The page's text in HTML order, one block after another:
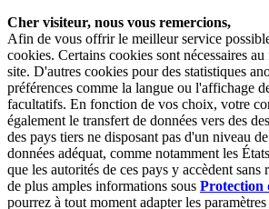
Cher visiteur, nous vous remercions,
Afin de vous offrir le meilleur service
cookies. Certains cookies sont nécessaires
site. D'autres cookies pour des statistiques
préférences comme la langue ou l'affichage
facultatifs. En fonction de vos choix, votre
également le transfert de données vers des
des pays tiers ne disposant pas d'un niveau
données adéquat, comme notamment les
que les autorités de ces pays y accèdent
de plus amples informations sous Protection
pourrez à tout moment adapter les